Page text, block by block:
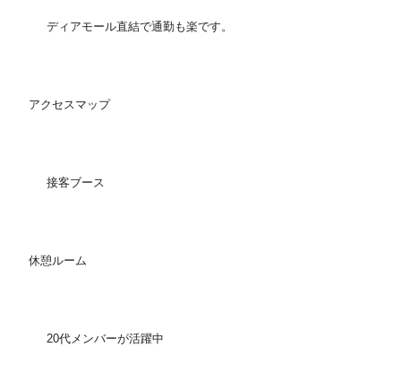
ディアモール直結で通勤も楽です。
アクセスマップ
接客ブース
休憩ルーム
20代メンバーが活躍中